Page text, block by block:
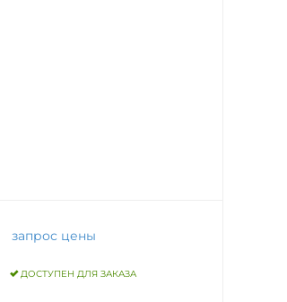
запрос цены
ДОСТУПЕН ДЛЯ ЗАКАЗА